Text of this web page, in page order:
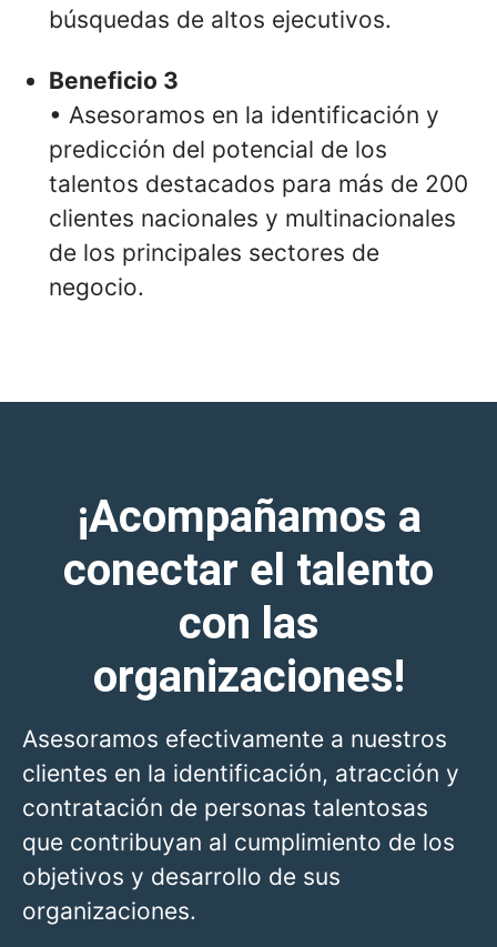
búsquedas de altos ejecutivos.
Beneficio 3
• Asesoramos en la identificación y
predicción del potencial de los
talentos destacados para más de 200
clientes nacionales y multinacionales
de los principales sectores de
negocio.
¡Acompañamos a
conectar el talento
con las
organizaciones!
Asesoramos efectivamente a nuestros
clientes en la identificación, atracción y
contratación de personas talentosas
que contribuyan al cumplimiento de los
objetivos y desarrollo de sus
organizaciones.